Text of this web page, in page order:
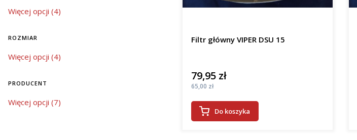
rozmiar
Więcej opcji (4)
ROZMIAR
rozmiar
Więcej opcji (4)
PRODUCENT
Producent
Więcej opcji (7)
Filtr główny VIPER DSU 15
Cena
79,95 zł
Cena
65,00 zł
Do koszyka